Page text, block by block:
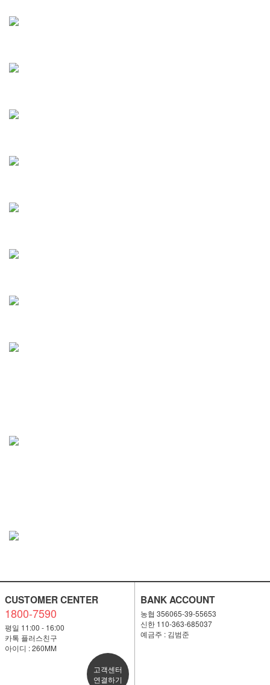
CUSTOMER CENTER
1800-7590
평일 11:00 - 16:00
카톡 플러스친구
아이디 : 260MM
고객센터
연결하기
BANK ACCOUNT
농협 356065-39-55653
신한 110-363-685037
예금주 : 김범준